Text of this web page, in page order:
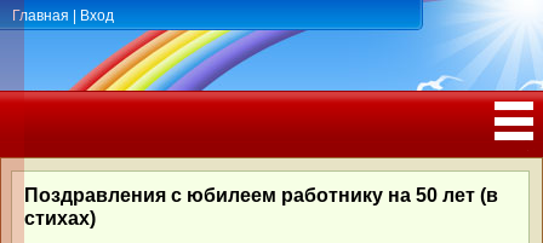
Главная Вход
РОЖДЕНИЯ, ЮБИЛЕЕМ
Поздравления с юбилеем работнику на 50 лет (в
стихах)